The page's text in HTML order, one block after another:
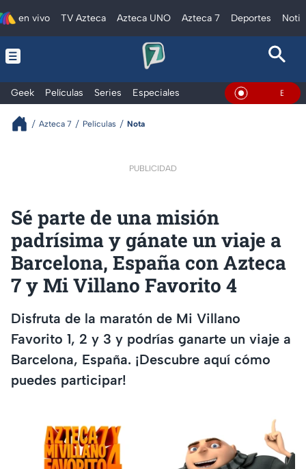
en vivo TV Azteca Azteca UNO Azteca 7 Deportes
Geek Películas Series Especiales En Vivo
Azteca 7 Películas Nota
PUBLICIDAD
Sé parte de una misión
padrísima y gánate un viaje a
Barcelona, España con Azteca
7 y Mi Villano Favorito 4
Disfruta de la maratón de Mi Villano
Favorito 1, 2 y 3 y podrías ganarte un viaje a
Barcelona, España. ¡Descubre aquí cómo
puedes participar!